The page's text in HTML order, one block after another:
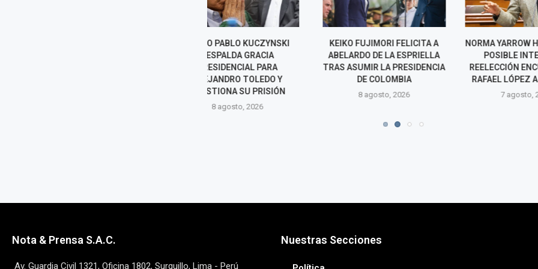
KEIKO FUJIMORI FELICITA A
ABELARDO DE LA ESPRIELLA
TRAS ASUMIR LA PRESIDENCIA
DE COLOMBIA
8 agosto, 2026
NORMA YARROW HABLA SOBRE
POSIBLE INTENTO DE
REELECCIÓN ENCUBIERTA DE
RAFAEL LÓPEZ ALIAGA EN...
7 agosto, 2026
SISMO
FUJIMORI
DE
Nota & Prensa S.A.C.
Av. Guardia Civil 1321, Oficina 1802, Surquillo, Lima - Perú
Nuestras Secciones